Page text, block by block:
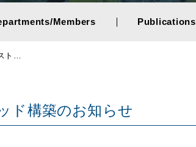
Members Publications
ト…
ド構築のお知らせ